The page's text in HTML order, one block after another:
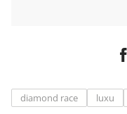
diamond race luxu